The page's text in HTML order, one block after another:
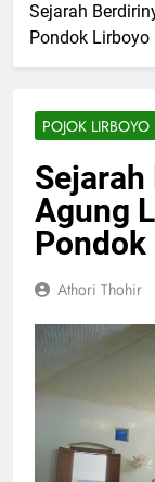
Sejarah
Pondok Lirboyo
POJOK LIRBOYO
Agung
Athori Thohir